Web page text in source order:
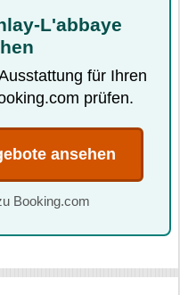
L'abbaye
für Ihren
prüfen.
ansehen
Booking.com